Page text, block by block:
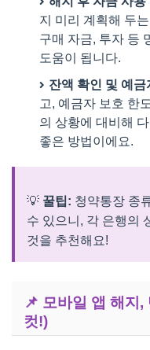
지 미리 계획해 두
구매 자금, 투자 등
도움이 됩니다.
잔액 확인 및 예금
고, 예금자 보호 한
의 상황에 대비해
좋은 방법이에요.
💡 꿀팁: 청약통장 종
수 있으니, 각 은행의
것을 추천해요!
📌 모바일 앱 해지
컷!)